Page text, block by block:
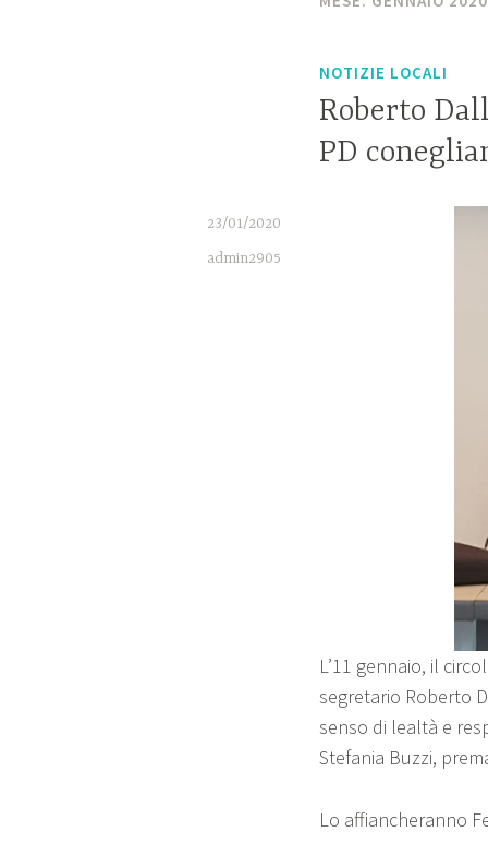
NOTIZIE LOCALI
Roberto
PD
23/01/2020
admin2905
L’11 gennaio, il
segretario Roberto
senso di lealtà e
Stefania Buzzi,
Lo affiancheranno